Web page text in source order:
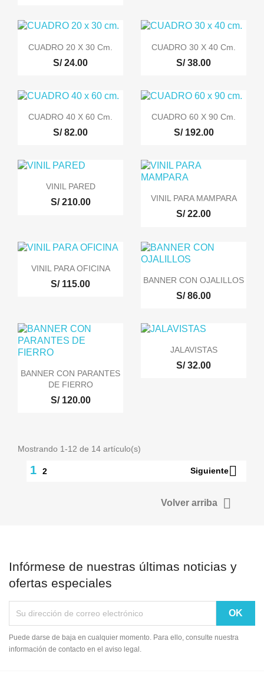
CUADRO 20 X 30 Cm.
S/ 24.00
CUADRO 30 X 40 Cm.
S/ 38.00
CUADRO 40 X 60 Cm.
S/ 82.00
CUADRO 60 X 90 Cm.
S/ 192.00
VINIL PARED
S/ 210.00 VINIL PARA MAMPARA
S/ 22.00
VINIL PARA OFICINA
S/ 115.00 BANNER CON OJALILLOS
S/ 86.00
BANNER CON PARANTES
DE FIERRO
S/ 120.00
JALAVISTAS
S/ 32.00
Mostrando 1-12 de 14 artículo(s)
1 2 Siguiente
Volver arriba 
Infórmese de nuestras últimas noticias y
ofertas especiales
Puede darse de baja en cualquier momento. Para ello, consulte nuestra
información de contacto en el aviso legal.